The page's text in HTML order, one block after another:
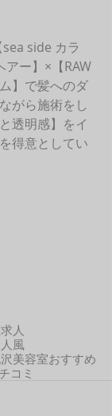
side カラ
アー】×【RAW
】で髪へのダ
がら施術をし
透明感】をイ
得意としてい
人
風
美容室おすすめ
コミ